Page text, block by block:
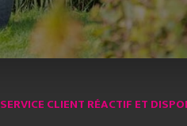
SERVICE CLIENT RÉACTIF ET